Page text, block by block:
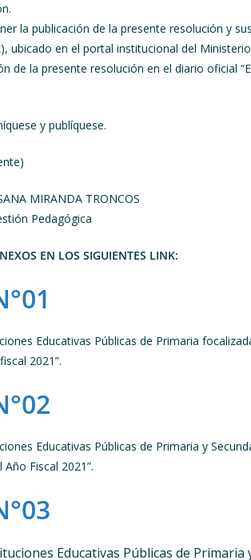
la publicación de la presente resolución y
ubicado en el portal institucional del
de la presente resolución en el diario oficial
y publíquese.
MIRANDA TRONCOS
Pedagógica
EN LOS SIGUIENTES LINK:
Educativas Públicas de Primaria
2021”.
Educativas Públicas de Primaria y
Fiscal 2021”.
Educativas Públicas de